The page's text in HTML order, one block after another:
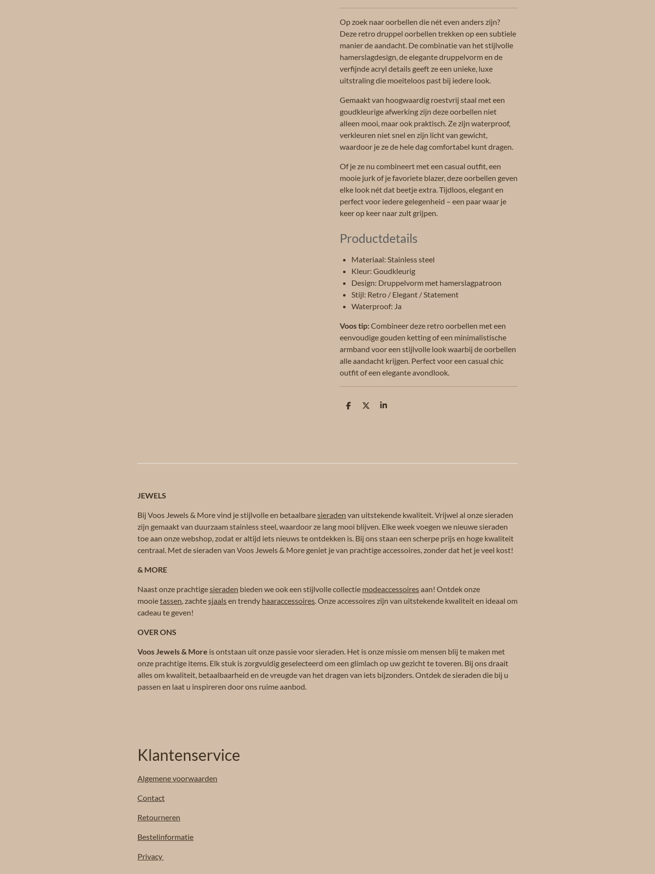
Op zoek naar oorbellen die nét even anders zijn?
Deze retro druppel oorbellen trekken op een subtiele
manier de aandacht. De combinatie van het stijlvolle
hamerslagdesign, de elegante druppelvorm en de
verfijnde acryl details geeft ze een unieke, luxe
uitstraling die moeiteloos past bij iedere look.
Gemaakt van hoogwaardig roestvrij staal met een
goudkleurige afwerking zijn deze oorbellen niet
alleen mooi, maar ook praktisch. Ze zijn waterproof,
verkleuren niet snel en zijn licht van gewicht,
waardoor je ze de hele dag comfortabel kunt dragen.
Of je ze nu combineert met een casual outfit, een
mooie jurk of je favoriete blazer, deze oorbellen geven
elke look nét dat beetje extra. Tijdloos, elegant en
perfect voor iedere gelegenheid – een paar waar je
keer op keer naar zult grijpen.
Productdetails
Materiaal: Stainless steel
Kleur: Goudkleurig
Design: Druppelvorm met hamerslagpatroon
Stijl: Retro / Elegant / Statement
Waterproof: Ja
Voos tip:Combineer deze retro oorbellen met een
eenvoudige gouden ketting of een minimalistische
armband voor een stijlvolle look waarbij de oorbellen
alle aandacht krijgen. Perfect voor een casual chic
outfit of een elegante avondlook.
D
D
S
JEWELS
Bij Voos Jewels & More vind je stijlvolle en betaalbaresieraden van uitstekende kwaliteit. Vrijwel al onze sieraden
zijn gemaakt van duurzaam stainless steel, waardoor ze lang mooi blijven. Elke week voegen we nieuwe sieraden
toe aan onze webshop, zodat er altijd iets nieuws te ontdekken is. Bij ons staan een scherpe prijs en hoge kwaliteit
centraal. Met de sieraden van Voos Jewels & More geniet je van prachtige accessoires, zonder dat het je veel kost!
& MORE
Naast onze prachtigesieraden bieden we ook een stijlvolle collectie modeaccessoiresaan! Ontdek onze
mooietassen, zachtesjaalsen trendy haaraccessoires. Onze accessoires zijn van uitstekende kwaliteit en ideaal om
cadeau te geven!
OVER ONS
Voos Jewels & More is ontstaan uit onze passie voor sieraden. Het is onze missie om mensen blij te maken met
onze prachtige items. Elk stuk is zorgvuldig geselecteerd om een glimlach op uw gezicht te toveren. Bij ons draait
alles om kwaliteit, betaalbaarheid en de vreugde van het dragen van iets bijzonders. Ontdek de sieraden die bij u
passen en laat u inspireren door ons ruime aanbod.
Klantenservice
Algemenevoorwaarden
Contact
Retourneren
Bestelinformatie
Privacy